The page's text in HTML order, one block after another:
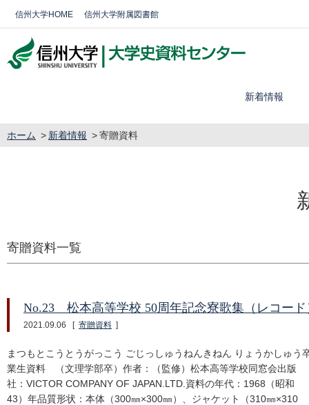
信州大学HOME 信州大学附属図書館
新着情報
ホーム 新着情報 寄贈資料
寄贈資料一覧
No.23 松本高等学校 50周年記念寮歌集（レコード
2021.09.06 [ 寄贈資料 ]
まつもとこうとうがっこう ごじっしゅうねんきねん りょうかしゅう
業生資料 （文理学部卒）作者：（監修）松本高等学校同窓会出版
社：VICTOR COMPANY OF JAPAN.LTD.資料の年代：1968（昭和
43）年品質形状：本体（300㎜×300㎜）、ジャケット（310㎜×310